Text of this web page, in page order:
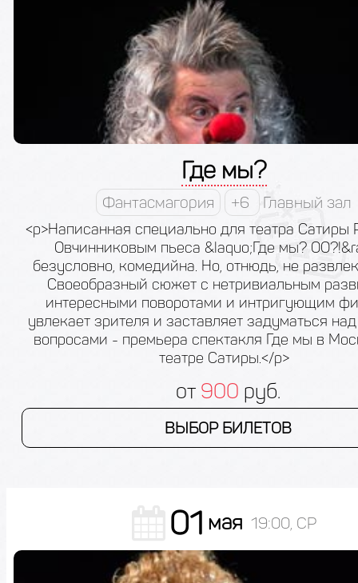
Где мы?
Фантасмагория +6 Главный зал
<p>Написанная специально для театра Сатиры
Овчинниковым пьеса &laquo;Где мы?
безусловно, комедийна. Но, отнюдь, не
Своеобразный сюжет с нетривиальным
интересными поворотами и интригующим
увлекает зрителя и заставляет задуматься
вопросами - премьера спектакля Где мы в
театре Сатиры.</p>
от 900 руб.
ВЫБОР БИЛЕТОВ
01 мая 19:00, СР